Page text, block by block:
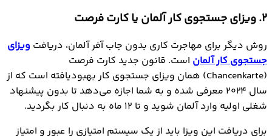
2. ویزای جستجوی کار آلمان یا کارت فرصت
روش دیگر برای مهاجرت کاری بدون جاب آفر آلمان، دریافت ویزای
جستجوی کار آلمان است. قانون جدید کارت فرصت
(Chancenkarte) همان ویزای جستجوی کار بهبودیافته است که از
سال ۲۰۲۴ معرفی شده و به شما اجازه می‌دهد تا بدون پیشنهاد
شغلی اولیه وارد آلمان شوید و تا ۱۲ ماه به دنبال کار بگردید.
برای دریافت این ویزا باید از یک سیستم امتیازی را عبور و امتیاز